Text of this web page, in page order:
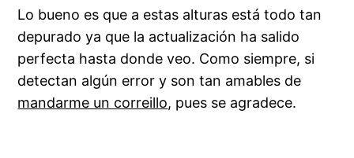
Lo bueno es que a estas alturas está todo tan
depurado ya que la actualización ha salido
perfecta hasta donde veo. Como siempre, si
detectan algún error y son tan amables de
mandarme un correillo, pues se agradece.